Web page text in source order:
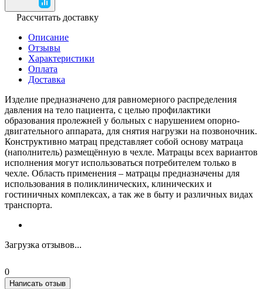
Рассчитать доставку
Описание
Отзывы
Характеристики
Оплата
Доставка
Изделие предназначено для равномерного распределения
давления на тело пациента, с целью профилактики
образования пролежней у больных с нарушением опорно-
двигательного аппарата, для снятия нагрузки на позвоночник.
Конструктивно матрац представляет собой основу матраца
(наполнитель) размещённую в чехле. Матрацы всех вариантов
исполнения могут использоваться потребителем только в
чехле. Область применения – матрацы предназначены для
использования в поликлинических, клинических и
гостиничных комплексах, а так же в быту и различных видах
транспорта.
Загрузка отзывов...
0
Написать отзыв